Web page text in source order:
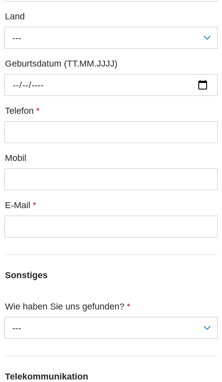
Land
---
Geburtsdatum (TT.MM.JJJJ)
Telefon *
Mobil
E-Mail *
Sonstiges
Wie haben Sie uns gefunden? *
---
Telekommunikation